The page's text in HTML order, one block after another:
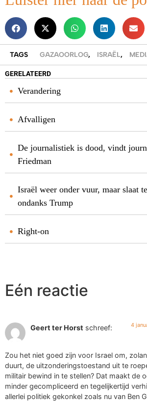
TAGS GAZAOORLOG, ISRAËL,
GERELATEERD
Verandering
Afvalligen
De journalistiek is dood, vindt
Friedman
Israël weer onder vuur, maar slaat
ondanks Trump
Right-on
Eén reactie
Geert ter Horst schreef: 4
Zou het niet goed zijn voor Israel om,
duurt, de uitzonderingstoestand uit te
militair bewind in te stellen? Dat maakt de
minder gecompliceerd en tegelijkertijd
allerlei politiek gekonkel zoals nu van Ben